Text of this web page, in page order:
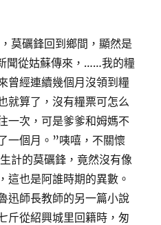
莫礪鋒回到鄉間，顯然是
聞從姑蘇傳來，……我的糧
曾經連續幾個月沒領到糧
就算了，沒有糧票可怎么
一次，可是爹爹和姆媽不
一個月。”咦嘻，不關懷
計的莫礪鋒，竟然沒有像
這也是阿誰時期的異數。
迅師長教師的另一篇小說
斤從紹興城里回籍時，匆